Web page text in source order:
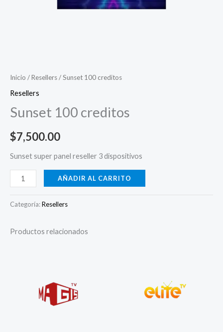
Inicio /Resellers/ Sunset 100 creditos
Resellers
Sunset 100 creditos
$7,500.00
Sunset super panel reseller 3 dispositivos
AÑADIR AL CARRITO
Categoría:Resellers
Productos relacionados